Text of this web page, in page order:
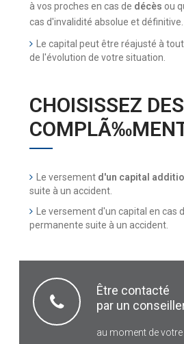
à vos proches en cas de décès ou
cas d'invalidité absolue et définitive.
Le capital peut être réajusté à
de l'évolution de votre situation.
CHOISISSEZ
Le versement d'un capital
suite à un accident.
Le versement d'un capital en cas
permanente suite à un accident.
Être contacté
par un
au moment de